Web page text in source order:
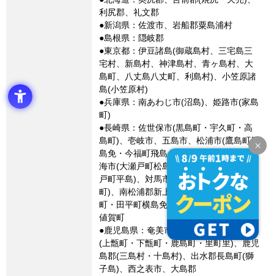
利尻郡、礼文郡
●新潟県：佐渡市、岩船郡粟島浦村
●島根県：隠岐郡
●東京都：伊豆諸島(御蔵島村、三宅島三
宅村、新島村、神津島村、青ヶ島村、大
島町、八丈島八丈町、利島村)、小笠原諸
島(小笠原村)
●兵庫県：南あわじ市(沼島)、姫路市(家島
町)
●長崎県：佐世保市(黒島町・宇久町・高
島町)、壱岐市、五島市、松浦市(鷹島町黒
島免・今福町飛島免・星鹿町青島免)、西
海市(大瀬戸町松島内郷・崎戸町江島・崎
戸町平島)、対馬市、長崎市(高島町・池島
町)、南松浦郡新上五島町、平戸市(度島
町・田平町横島免・大島村)、北松浦郡小
値賀町
●鹿児島県：奄美市、熊毛郡、薩摩川内市
(上甑町・下甑町・鹿島町・里町里)、鹿児
島郡(三島村・十島村)、出水郡長島町(獅
子島)、西之表市、大島郡